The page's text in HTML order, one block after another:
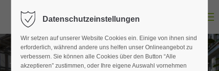
Login
Benutzername
Datenschutzeinstellungen
Wir setzen auf unserer Website Cookies ein. Einige von ihnen sind
erforderlich, während andere uns helfen unser Onlineangebot zu
verbessern. Sie können alle Cookies über den Button “Alle
akzeptieren” zustimmen, oder Ihre eigene Auswahl vornehmen